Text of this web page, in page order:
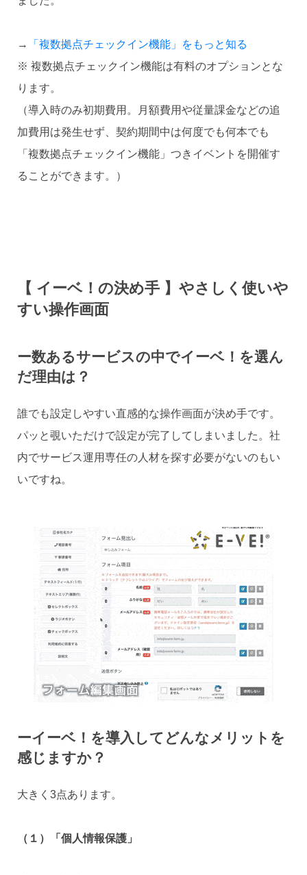
→
「複数拠点チェックイン機能」をもっと知る
※ 複数拠点チェックイン機能は有料のオプションとな
ります。
（導入時のみ初期費用。月額費用や従量課金などの追
加費用は発生せず、契約期間中は何度でも何本でも
「複数拠点チェックイン機能」つきイベントを開催す
ることができます。）
【 イーベ！の決め手 】やさしく使いや
すい操作画面
ー数あるサービスの中でイーベ！を選ん
だ理由は？
誰でも設定しやすい直感的な操作画面が決め手です。
パッと覗いただけで設定が完了してしまいました。社
内でサービス運用専任の人材を探す必要がないのもい
いですね。
ーイーベ！を導入してどんなメリットを
感じますか？
大きく3点あります。
（１）「個人情報保護」